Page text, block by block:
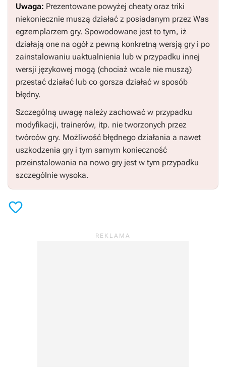
Uwaga: Prezentowane powyżej cheaty oraz triki
niekoniecznie muszą działać z posiadanym przez Was
egzemplarzem gry. Spowodowane jest to tym, iż
działają one na ogół z pewną konkretną wersją gry i po
zainstalowaniu uaktualnienia lub w przypadku innej
wersji językowej mogą (chociaż wcale nie muszą)
przestać działać lub co gorsza działać w sposób
błędny.
Szczególną uwagę należy zachować w przypadku
modyfikacji, trainerów, itp. nie tworzonych przez
twórców gry. Możliwość błędnego działania a nawet
uszkodzenia gry i tym samym konieczność
przeinstalowania na nowo gry jest w tym przypadku
szczególnie wysoka.
